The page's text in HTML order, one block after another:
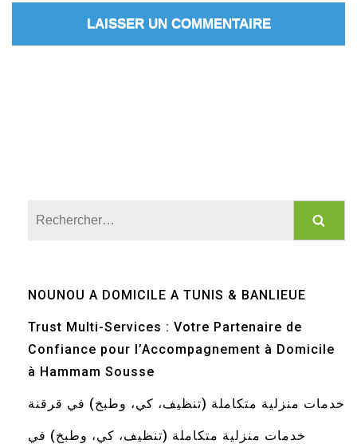
NOUNOU A DOMICILE A TUNIS & BANLIEUE
Trust Multi-Services : Votre Partenaire de
Confiance pour l’Accompagnement à Domicile
à Hammam Sousse
خدمات منزلية متكاملة (تنظيف، كي، وطبخ) في قرقنة
خدمات منزلية متكاملة (تنظيف، كي، وطبخ) في